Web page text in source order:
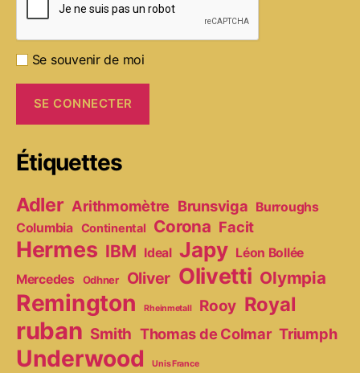
Se souvenir de moi
Étiquettes
Adler Arithmomètre Brunsviga Burroughs
Columbia Continental Corona Facit
Hermes IBM Ideal Japy Léon Bollée
Mercedes
Odhner Oliver Olivetti Olympia
Remington Rheinmetall Rooy Royal
ruban Smith Thomas de Colmar Triumph
Underwood Unis France